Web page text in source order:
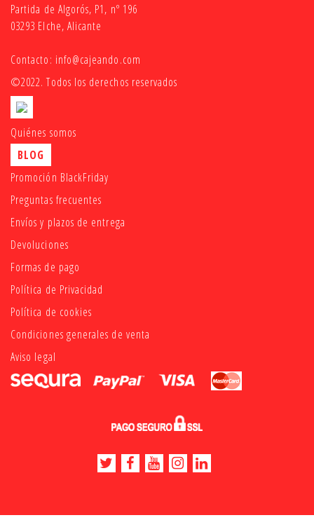
Partida de Algorós, P1, nº 196
03293 Elche, Alicante
Contacto: info@cajeando.com
©2022. Todos los derechos reservados
Quiénes somos
BLOG
Promoción BlackFriday
Preguntas frecuentes
Envíos y plazos de entrega
Devoluciones
Formas de pago
Política de Privacidad
Política de cookies
Condiciones generales de venta
Aviso legal